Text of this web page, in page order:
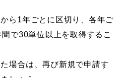
ら1年ごとに区切り、各年ご
で30単位以上を取得するこ
場合は、再び新規で申請す